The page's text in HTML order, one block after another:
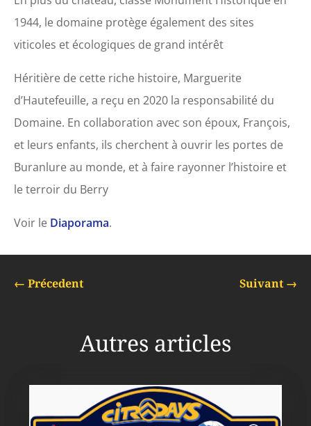
1944, le domaine protège également des sites
viticoles et écologiques de grand intérêt
Héritière de cette riche histoire, Marguerite
d’Hautefeuille, a reçu en 2020 la responsabilité du
Domaine. En collaboration avec son époux, François,
et leurs enfants, ils cherchent à ouvrir les portes de
Buranlure au monde, et à faire rayonner l’histoire et
le terroir du Berry
Voir le Diaporama.
← Précedent Suivant→
Autres articles